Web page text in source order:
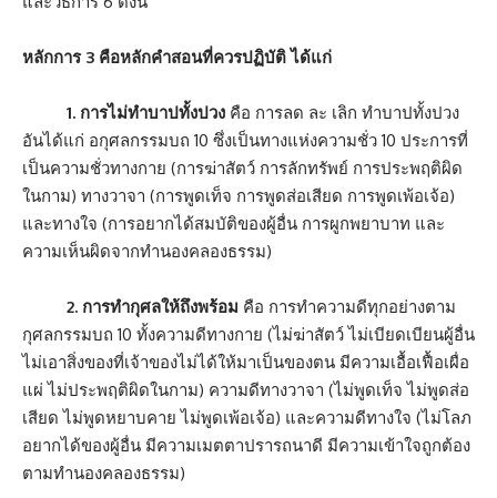
หลักการ 3 คือหลักคำสอนที่ควรปฏิบัติ ได้แก่
1. การไม่ทำบาปทั้งปวง คือ การลด ละ เลิก ทำบาปทั้งปวง
อันได้แก่ อกุศลกรรมบถ 10 ซึ่งเป็นทางแห่งความชั่ว 10 ประการที่
เป็นความชั่วทางกาย (การฆ่าสัตว์ การลักทรัพย์ การประพฤติผิด
ในกาม) ทางวาจา (การพูดเท็จ การพูดส่อเสียด การพูดเพ้อเจ้อ)
และทางใจ (การอยากได้สมบัติของผู้อื่น การผูกพยาบาท และ
ความเห็นผิดจากทำนองคลองธรรม)
2. การทำกุศลให้ถึงพร้อม คือ การทำความดีทุกอย่างตาม
กุศลกรรมบถ 10 ทั้งความดีทางกาย (ไม่ฆ่าสัตว์ ไม่เบียดเบียนผู้อื่น
ไม่เอาสิ่งของที่เจ้าของไม่ได้ให้มาเป็นของตน มีความเอื้อเฟื้อเผื่อ
แผ่ ไม่ประพฤติผิดในกาม) ความดีทางวาจา (ไม่พูดเท็จ ไม่พูดส่อ
เสียด ไม่พูดหยาบคาย ไม่พูดเพ้อเจ้อ) และความดีทางใจ (ไม่โลภ
อยากได้ของผู้อื่น มีความเมตตาปรารถนาดี มีความเข้าใจถูกต้อง
ตามทำนองคลองธรรม)